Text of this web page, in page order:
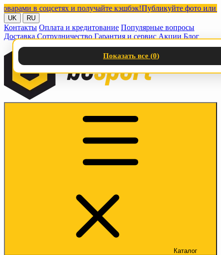
в соцсетях и получайте кэшбэк!Публикуйте фото или
UK RU
Контакты Оплата и кредитование Популярные вопросы
Доставка Сотрудничество Гарантия и сервис Акции Блог
Каталог
Показать все (0)